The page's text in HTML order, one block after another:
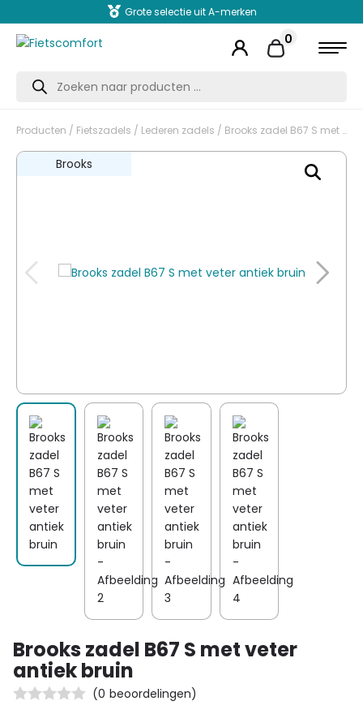
Grote selectie uit A-merken
0
Producten
zoeken
Producten / Fietszadels / Lederen zadels / Brooks zadel B67 S met veter antiek bruin
Brooks
Brooks zadel B67 S met veter
antiek bruin
(0 beoordelingen)